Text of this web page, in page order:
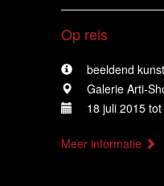
Op reis
beeldend
Galerie Arti-
18 juli 2015
Meer informatie